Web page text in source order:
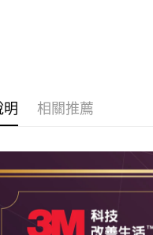
明 相關推薦